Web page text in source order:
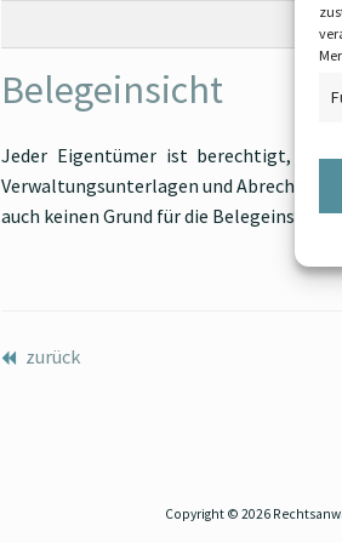
Belegeinsicht
Jeder Eigentümer ist berechtigt,
Verwaltungsunterlagen und
auch keinen Grund für die Belegeinsicht
zurück
Copyright © 2026